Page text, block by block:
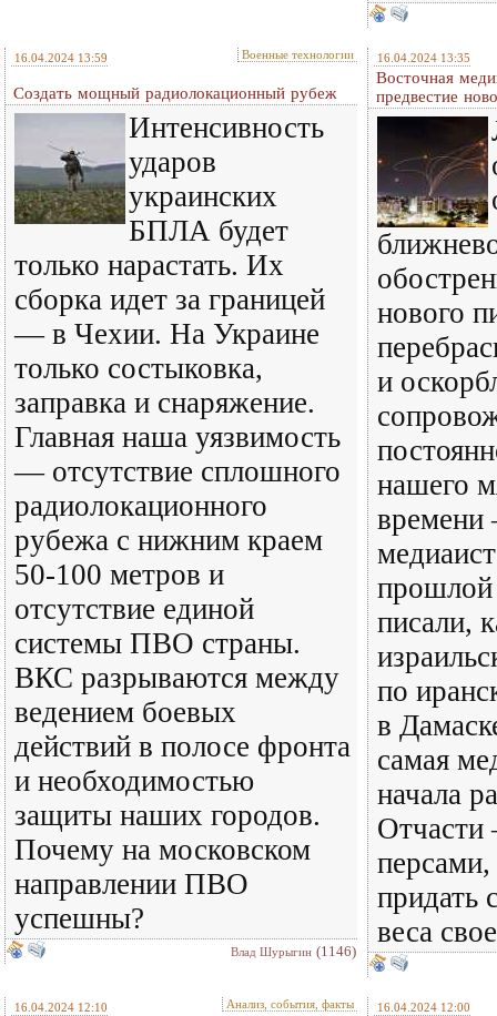
16.04.2024 13:59 Военные технологии
Cоздать мощный радиолокационный рубеж
Интенсивность
ударов
украинских
БПЛА будет
только нарастать. Их
сборка идет за границей
— в Чехии. На Украине
только состыковка,
заправка и снаряжение.
Главная наша уязвимость
— отсутствие сплошного
радиолокационного
рубежа с нижним краем
50-100 метров и
отсутствие единой
системы ПВО страны.
ВКС разрываются между
ведением боевых
действий в полосе фронта
и необходимостью
защиты наших городов.
Почему на московском
направлении ПВО
успешны?
Влад Шурыгин (1146)
16.04.2024 13:35
Восточная
предвестие
нового
и
нашего
времени
писали,
по
в
самая
начала
Отчасти
придать
веса
16.04.2024 12:10 Анализ, события, факты 16.04.2024 12:00